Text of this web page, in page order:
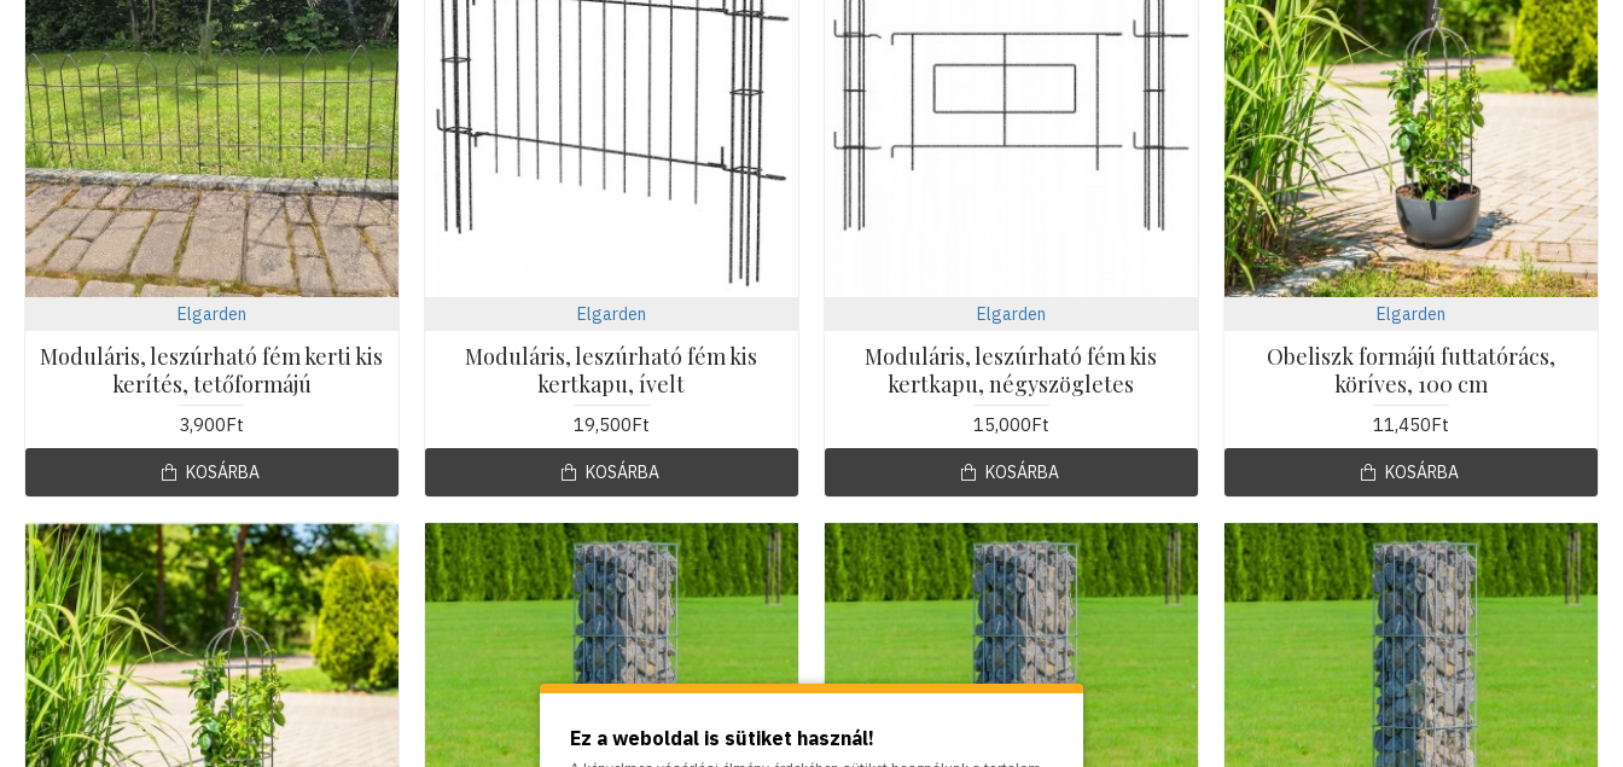
Elgarden
Moduláris, leszúrható fém kerti kis
kerítés, tetőformájú
3,900Ft
KOSÁRBA
Elgarden
Moduláris, leszúrható fém kis
kertkapu, ívelt
19,500Ft
KOSÁRBA
Elgarden
Moduláris, leszúrható fém kis
kertkapu, négyszögletes
15,000Ft
KOSÁRBA
Elgarden
Obeliszk formájú futtatórács,
köríves, 100 cm
11,450Ft
KOSÁRBA
Ez a weboldal is sütiket használ!